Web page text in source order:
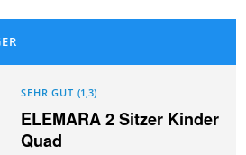
SEHR GUT (1,3)
ELEMARA 2 Sitzer Kinder
Quad